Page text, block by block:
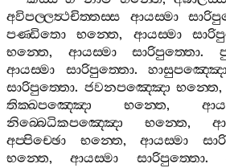
අවිපල‍්ලත්‍ථචිත‍්තස‍්ස
ආයස‍්මා
පණ‍්ඩිතො
භන‍්තෙ, ආයස‍්මා
භන‍්තෙ, ආයස‍්මා සාරිපුත‍්තො.
ආයස‍්මා
සාරිපුත‍්තො. හාසුපඤ‍්ඤො
සාරිපුත‍්තො. ජවනපඤ‍්ඤො භන‍්තෙ,
තික‍්ඛපඤ‍්ඤො
භන‍්තෙ,
නිබ‍්බෙධිකපඤ‍්ඤො
භන‍්තෙ,
අප‍්පිච‍්ඡො
භන‍්තෙ, ආයස‍්මා
භන‍්තෙ,ආයස‍්මා සාරිපුත‍්තො.